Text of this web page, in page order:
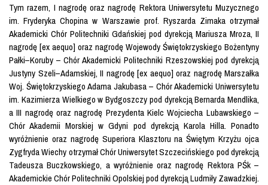
Tym razem, I nagrodę oraz nagrodę Rektora Uniwersytetu Muzycznego
im. Fryderyka Chopina w Warszawie prof. Ryszarda Zimaka otrzymał
Akademicki Chór Politechniki Gdańskiej pod dyrekcją Mariusza Mroza, II
nagrodę [ex aequo] oraz nagrodę Wojewody Świętokrzyskiego Bożentyny
Pałki–Koruby – Chór Akademicki Politechniki Rzeszowskiej pod dyrekcją
Justyny Szeli–Adamskiej, II nagrodę [ex aequo] oraz nagrodę Marszałka
Woj. Świętokrzyskiego Adama Jakubasa – Chór Akademicki Uniwersytetu
im. Kazimierza Wielkiego w Bydgoszczy pod dyrekcją Bernarda Mendlika,
a III nagrodę oraz nagrodę Prezydenta Kielc Wojciecha Lubawskiego –
Chór Akademii Morskiej w Gdyni pod dyrekcją Karola Hilla. Ponadto
wyróżnienie oraz nagrodę Superiora Klasztoru na Świętym Krzyżu ojca
Zygfryda Wiechy otrzymał Chór Uniwersytet Szczecińskiego pod dyrekcją
Tadeusza Buczkowskiego, a wyróżnienie oraz nagrodę Rektora PŚk –
Akademickie Chór Politechniki Opolskiej pod dyrekcją Ludmiły Zawadzkiej.